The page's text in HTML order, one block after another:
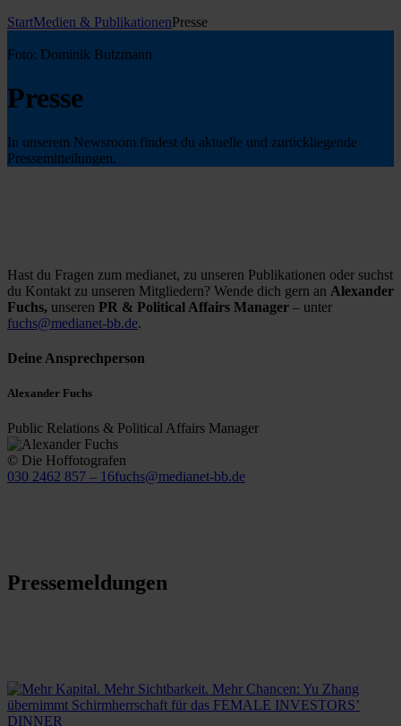
StartMedien & PublikationenPresse
Foto: Dominik Butzmann
Presse
In unserem Newsroom findest du aktuelle und zurückliegende
Pressemitteilungen.
Hast du Fragen zum medianet, zu unseren Publikationen oder suchst
du Kontakt zu unseren Mitgliedern? Wende dich gern an Alexander
Fuchs, unseren PR & Political Affairs Manager – unter
fuchs@medianet-bb.de.
Deine Ansprechperson
Alexander Fuchs
Public Relations & Political Affairs Manager
© Die Hoffotografen
030 2462 857 – 16fuchs@medianet-bb.de
Pressemeldungen